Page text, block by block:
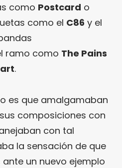
como Postcard o
como el C86 y el
ramo como The Pains
.
es que amalgamaban
composiciones con
con tal
la sensación de que
un nuevo ejemplo